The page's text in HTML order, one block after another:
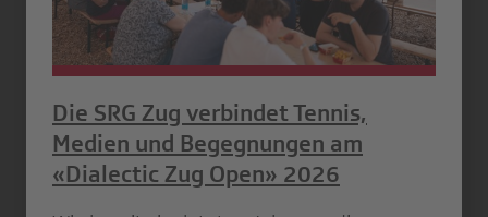
Die SRG Zug verbindet Tennis,
Medien und Begegnungen am
«Dialectic Zug Open» 2026